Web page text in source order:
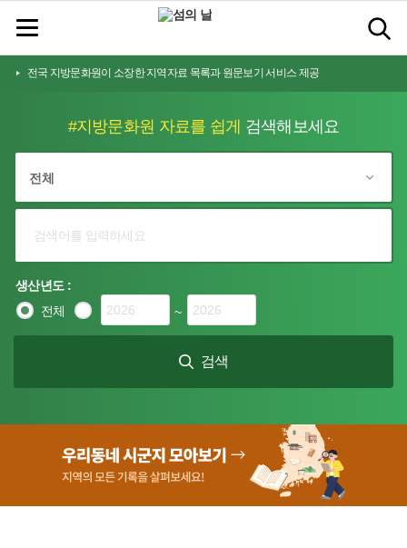
전국 지방문화원이 소장한 지역자료 목록과 원문보기 서비스 제공
#지방문화원 자료를 쉽게 검색해보세요
생산년도 :
전체
~
검색